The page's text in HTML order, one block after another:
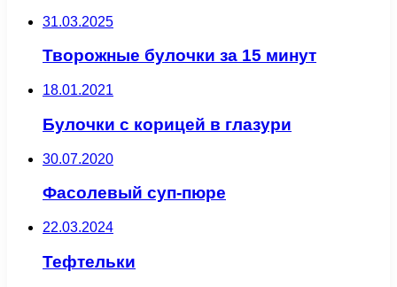
31.03.2025
Творожные булочки за 15 минут
18.01.2021
Булочки с корицей в глазури
30.07.2020
Фасолевый суп-пюре
22.03.2024
Тефтельки